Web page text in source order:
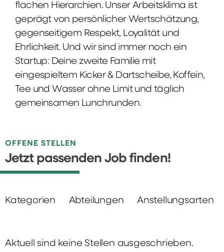
flachen Hierarchien. Unser Arbeitsklima ist
geprägt von persönlicher Wertschätzung,
gegenseitigem Respekt, Loyalität und
Ehrlichkeit. Und wir sind immer noch ein
Startup: Deine zweite Familie mit
eingespieltem Kicker & Dartscheibe, Koffein,
Tee und Wasser ohne Limit und täglich
gemeinsamen Lunchrunden.
OFFENE STELLEN
Jetzt passenden Job finden!
Kategorien Abteilungen Anstellungsarten
Aktuell sind keine Stellen ausgeschrieben.